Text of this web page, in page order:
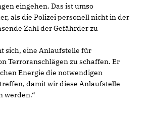
eingehen. Das ist umso
als die Polizei personell nicht in der
Zahl der Gefährder zu
sich, eine Anlaufstelle für
Terroranschlägen zu schaffen. Er
Energie die notwendigen
damit wir diese Anlaufstelle
werden.“